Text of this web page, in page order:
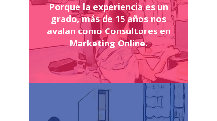
Porque la experiencia es un
grado, más de 15 años nos
avalan como Consultores en
Marketing Online.